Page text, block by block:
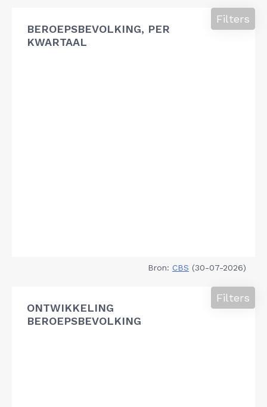
BEROEPSBEVOLKING, PER
KWARTAAL
Filters
Bron: CBS (30-07-2026)
ONTWIKKELING
BEROEPSBEVOLKING
Filters